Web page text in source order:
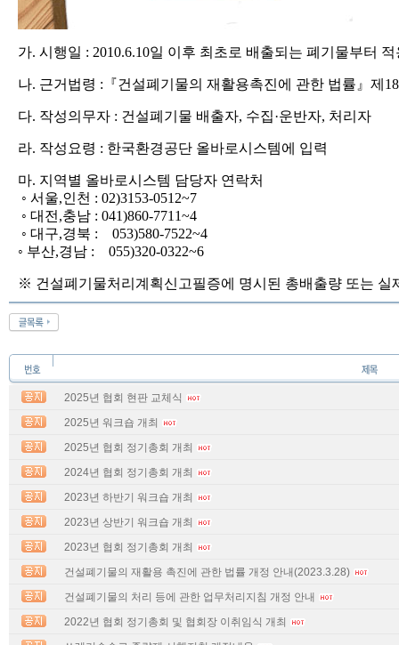
가. 시행일 : 2010.6.10일 이후 최초로 배출되는 폐기물부터 적
나. 근거법령 :『건설폐기물의 재활용촉진에 관한 법률』제
다. 작성의무자 : 건설폐기물 배출자, 수집·운반자, 처리자
라. 작성요령 : 한국환경공단 올바로시스템에 입력
마. 지역별 올바로시스템 담당자 연락처
◦ 서울,인천 : 02)3153-0512~7
◦ 대전,충남 : 041)860-7711~4
◦ 대구,경북 : 053)580-7522~4
◦ 부산,경남 : 055)320-0322~6
※ 건설폐기물처리계획신고필증에 명시된 총배출량 또는 실
2025년 협회 현판 교체식
2025년 워크숍 개최
2025년 협회 정기총회 개최
2024년 협회 정기총회 개최
2023년 하반기 워크숍 개최
2023년 상반기 워크숍 개최
2023년 협회 정기총회 개최
건설폐기물의 재활용 촉진에 관한 법률 개정 안내(2023.3.28)
건설폐기물의 처리 등에 관한 업무처리지침 개정 안내
2022년 협회 정기총회 및 협회장 이취임식 개최